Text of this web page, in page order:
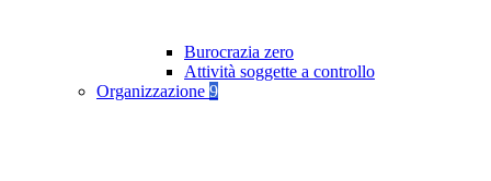
Burocrazia zero
Attività soggette a controllo
Organizzazione 9